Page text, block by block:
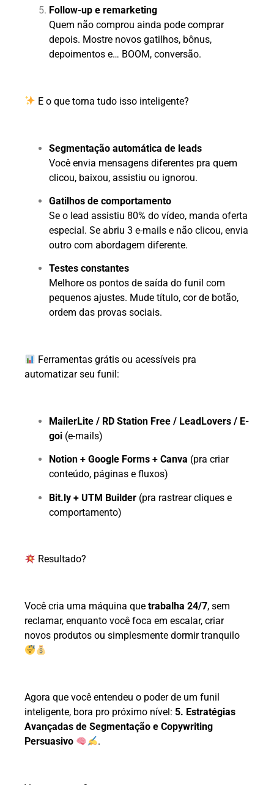
Follow-up e remarketing
Quem não comprou ainda pode comprar
depois. Mostre novos gatilhos, bônus,
depoimentos e… BOOM, conversão.
E o que torna tudo isso inteligente?
Segmentação automática de leads
Você envia mensagens diferentes pra quem
clicou, baixou, assistiu ou ignorou.
Gatilhos de comportamento
Se o lead assistiu 80% do vídeo, manda oferta
especial. Se abriu 3 e-mails e não clicou, envia
outro com abordagem diferente.
Testes constantes
Melhore os pontos de saída do funil com
pequenos ajustes. Mude título, cor de botão,
ordem das provas sociais.
Ferramentas grátis ou acessíveis pra
automatizar seu funil:
MailerLite / RD Station Free / LeadLovers / E-
goi (e-mails)
Notion + Google Forms + Canva (pra criar
conteúdo, páginas e fluxos)
Bit.ly + UTM Builder (pra rastrear cliques e
comportamento)
Resultado?
Você cria uma máquina que trabalha 24/7, sem
reclamar, enquanto você foca em escalar, criar
novos produtos ou simplesmente dormir tranquilo
Agora que você entendeu o poder de um funil
inteligente, bora pro próximo nível: 5. Estratégias
Avançadas de Segmentação e Copywriting
Persuasivo
.